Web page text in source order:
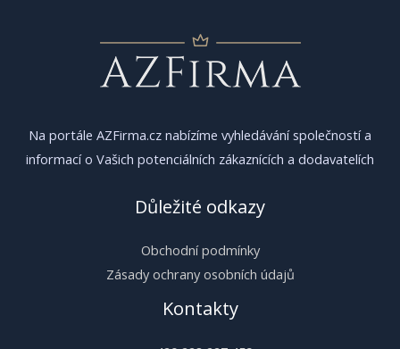
Na portále AZFirma.cz nabízíme vyhledávání společností a
informací o Vašich potenciálních zákaznících a dodavatelích
Důležité odkazy
Obchodní podmínky
Zásady ochrany osobních údajů
Kontakty